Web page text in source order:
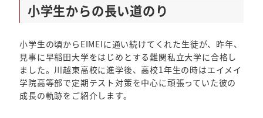
小学生からの長い道のり
小学生の頃からEIMEIに通い続けてくれた生徒が、昨年、
見事に早稲田大学をはじめとする難関私立大学に合格し
ました。川越東高校に進学後、高校1年生の時はエイメイ
学院高等部で定期テスト対策を中心に頑張っていた彼の
成長の軌跡をご紹介します。